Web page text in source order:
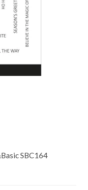
SBC164